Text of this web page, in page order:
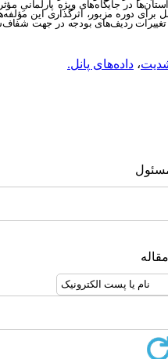
نمایندگان استان‌ها در جایگاه‌های ویژه
برای دوره مزبور، اثرگذاری این
ردیف‌های بودجه در جهت
، داده‌های پانل.
مسئول